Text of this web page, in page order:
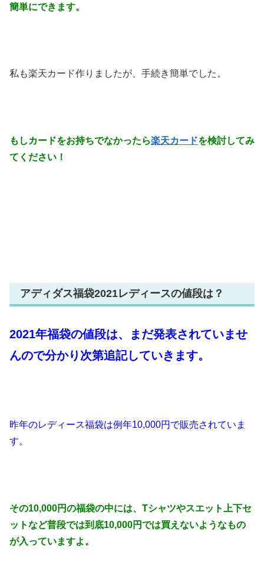
簡単にできます。
私も楽天カード作りましたが、手続き簡単でした。
もしカードをお持ちでなかったら楽天カードを検討してみ
てください！
アディダス福袋2021レディースの値段は？
2021年福袋の値段は、まだ発表されていませ
んので分かり次第追記していきます。
昨年のレディース福袋は例年10,000円で販売されていま
す。
その10,000円の福袋の中には、Tシャツやスエット上下セ
ットなど普段では到底10,000円では買えないようなもの
が入っていますよ。